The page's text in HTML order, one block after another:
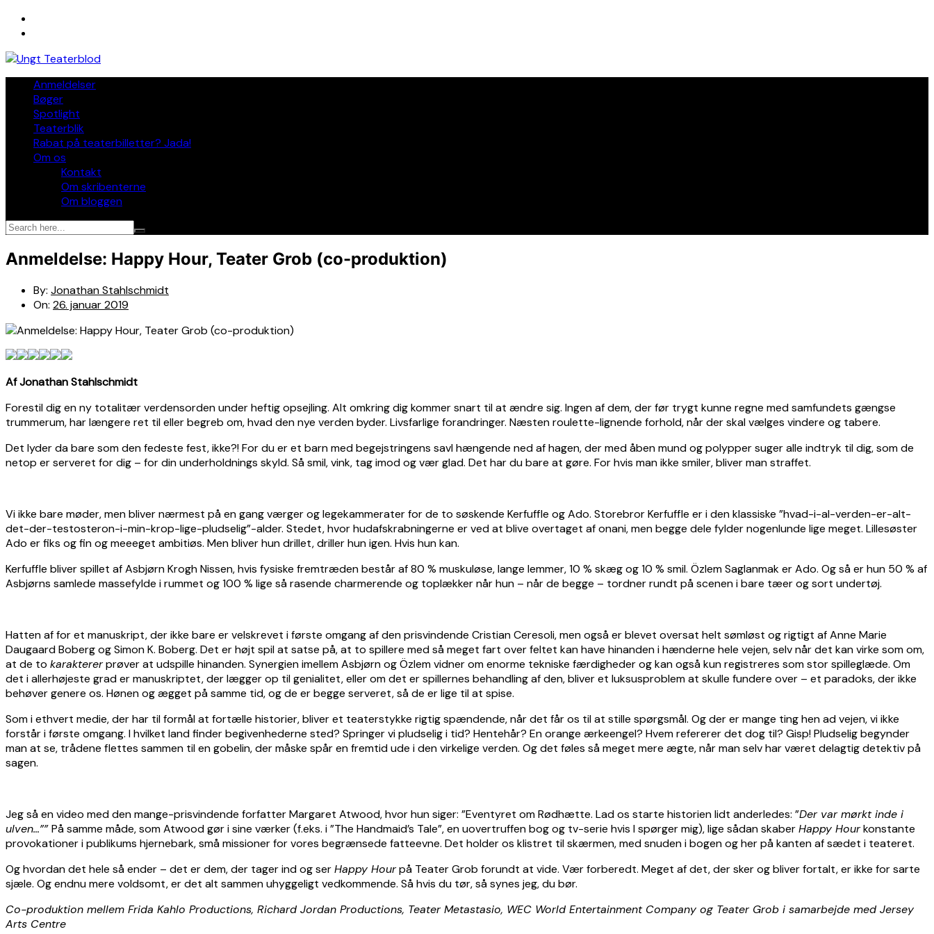
Skip
Anmeldelser
Bøger
Spotlight
Teaterblik
Rabat på teaterbilletter? Jada!
Om os
Kontakt
Om skribenterne
Om bloggen
Anmeldelse: Happy Hour, Teater Grob (co-produktion)
By: Jonathan Stahlschmidt
On: 26. januar 2019
Af Jonathan Stahlschmidt
Forestil dig en ny totalitær verdensorden under heftig opsejling. Alt omkring dig kommer snart til at ændre sig. Ingen af dem, der før trygt kunne regne med samfundets gængse
trummerum, har længere ret til eller begreb om, hvad den nye verden byder. Livsfarlige forandringer. Næsten roulette-lignende forhold, når der skal vælges vindere og tabere.
Det lyder da bare som den fedeste fest, ikke?! For du er et barn med begejstringens savl hængende ned af hagen, der med åben mund og polypper suger alle indtryk til dig, som de
netop er serveret for dig – for din underholdnings skyld. Så smil, vink, tag imod og vær glad. Det har du bare at gøre. For hvis man ikke smiler, bliver man straffet.
Vi ikke bare møder, men bliver nærmest på en gang værger og legekammerater for de to søskende Kerfuffle og Ado. Storebror Kerfuffle er i den klassiske ”hvad-i-al-verden-er-alt-
det-der-testosteron-i-min-krop-lige-pludselig”-alder. Stedet, hvor hudafskrabningerne er ved at blive overtaget af onani, men begge dele fylder nogenlunde lige meget. Lillesøster
Ado er fiks og fin og meeeget ambitiøs. Men bliver hun drillet, driller hun igen. Hvis hun kan.
Kerfuffle bliver spillet af Asbjørn Krogh Nissen, hvis fysiske fremtræden består af 80 % muskuløse, lange lemmer, 10 % skæg og 10 % smil. Özlem Saglanmak er Ado. Og så er hun 50 % af
Asbjørns samlede massefylde i rummet og 100 % lige så rasende charmerende og toplækker når hun – når de begge – tordner rundt på scenen i bare tæer og sort undertøj.
Hatten af for et manuskript, der ikke bare er velskrevet i første omgang af den prisvindende Cristian Ceresoli, men også er blevet oversat helt sømløst og rigtigt af Anne Marie
Daugaard Boberg og Simon K. Boberg. Det er højt spil at satse på, at to spillere med så meget fart over feltet kan have hinanden i hænderne hele vejen, selv når det kan virke som om,
at de to karaktererprøver at udspille hinanden. Synergien imellem Asbjørn og Özlem vidner om enorme tekniske færdigheder og kan også kun registreres som stor spilleglæde. Om
det i allerhøjeste grad er manuskriptet, der lægger op til genialitet, eller om det er spillernes behandling af den, bliver et luksusproblem at skulle fundere over – et paradoks, der ikke
behøver genere os. Hønen og ægget på samme tid, og de er begge serveret, så de er lige til at spise.
Som i ethvert medie, der har til formål at fortælle historier, bliver et teaterstykke rigtig spændende, når det får os til at stille spørgsmål. Og der er mange ting hen ad vejen, vi ikke
forstår i første omgang. I hvilket land finder begivenhederne sted? Springer vi pludselig i tid? Hentehår? En orange ærkeengel? Hvem refererer det dog til? Gisp! Pludselig begynder
man at se, trådene flettes sammen til en gobelin, der måske spår en fremtid ude i den virkelige verden. Og det føles så meget mere ægte, når man selv har været delagtig detektiv på
sagen.
Jeg så en video med den mange-prisvindende forfatter Margaret Atwood, hvor hun siger: ”Eventyret om Rødhætte. Lad os starte historien lidt anderledes: ”Der var mørkt inde i
ulven…””På samme måde, som Atwood gør i sine værker (f.eks. i ”The Handmaid’s Tale”, en uovertruffen bog og tv-serie hvis I spørger mig), lige sådan skaberHappy Hourkonstante
provokationer i publikums hjernebark, små missioner for vores begrænsede fatteevne. Det holder os klistret til skærmen, med snuden i bogen og her på kanten af sædet i teateret.
Og hvordan det hele så ender – det er dem, der tager ind og serHappy Hourpå Teater Grob forundt at vide. Vær forberedt. Meget af det, der sker og bliver fortalt, er ikke for sarte
sjæle. Og endnu mere voldsomt, er det alt sammen uhyggeligt vedkommende. Så hvis du tør, så synes jeg, du bør.
Co-produktion mellem Frida Kahlo Productions, Richard Jordan Productions, Teater Metastasio, WEC World Entertainment Company og Teater Grob i samarbejde med Jersey
Arts Centre